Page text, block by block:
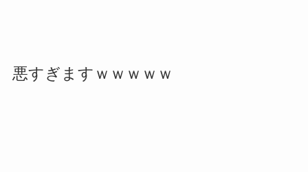
悪すぎますｗｗｗｗｗ